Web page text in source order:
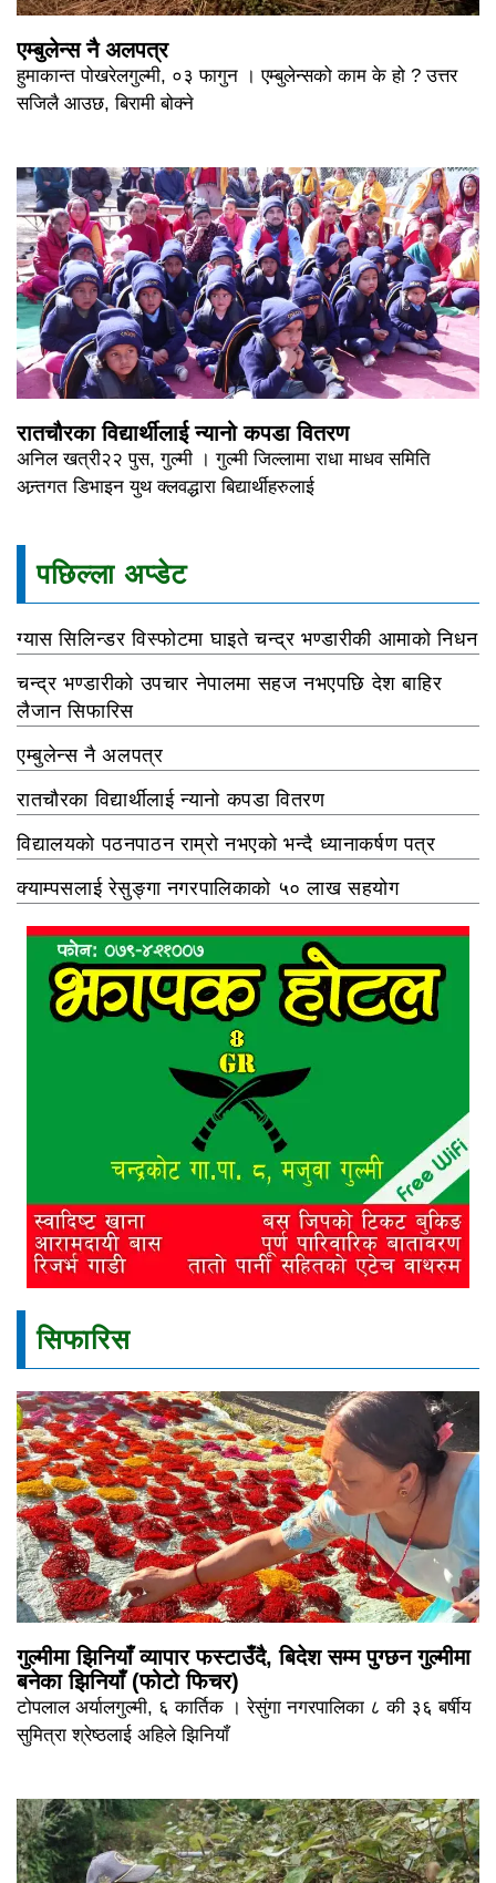
एम्बुलेन्स नै अलपत्र
हुमाकान्त पोखरेलगुल्मी, ०३ फागुन । एम्बुलेन्सको काम के हो ? उत्तर
सजिलै आउछ, बिरामी बोक्ने
रातचौरका विद्यार्थीलाई न्यानो कपडा वितरण
अनिल खत्री२२ पुस, गुल्मी । गुल्मी जिल्लामा राधा माधव समिति
अन्र्तगत डिभाइन युथ क्लवद्धारा बिद्यार्थीहरुलाई
पछिल्ला अप्डेट
ग्यास सिलिन्डर विस्फोटमा घाइते चन्द्र भण्डारीकी आमाको निधन
चन्द्र भण्डारीको उपचार नेपालमा सहज नभएपछि देश बाहिर
लैजान सिफारिस
एम्बुलेन्स नै अलपत्र
रातचौरका विद्यार्थीलाई न्यानो कपडा वितरण
विद्यालयको पठनपाठन राम्रो नभएको भन्दै ध्यानाकर्षण पत्र
क्याम्पसलाई रेसुङ्गा नगरपालिकाको ५० लाख सहयोग
सिफारिस
गुल्मीमा झिनियाँ व्यापार फस्टाउँदै, बिदेश सम्म पुग्छन गुल्मीमा
बनेका झिनियाँ (फोटो फिचर)
टोपलाल अर्यालगुल्मी, ६ कार्तिक । रेसुंगा नगरपालिका ८ की ३६ बर्षीय
सुमित्रा श्रेष्ठलाई अहिले झिनियाँ